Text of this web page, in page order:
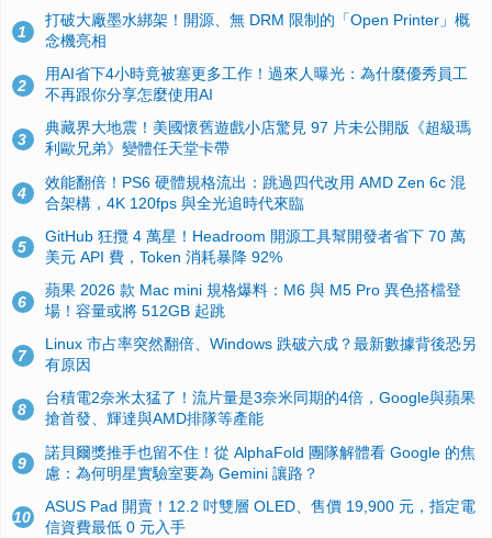
1
打破大廠墨水綁架！開源、無 DRM 限制的「Open Printer」概
念機亮相
2
用AI省下4小時竟被塞更多工作！過來人曝光：為什麼優秀員工
不再跟你分享怎麼使用AI
3
典藏界大地震！美國懷舊遊戲小店驚見 97 片未公開版《超級瑪
利歐兄弟》變體任天堂卡帶
4
效能翻倍！PS6 硬體規格流出：跳過四代改用 AMD Zen 6c 混
合架構，4K 120fps 與全光追時代來臨
5
GitHub 狂攬 4 萬星！Headroom 開源工具幫開發者省下 70 萬
美元 API 費，Token 消耗暴降 92%
6
蘋果 2026 款 Mac mini 規格爆料：M6 與 M5 Pro 異色搭檔登
場！容量或將 512GB 起跳
7
Linux 市占率突然翻倍、Windows 跌破六成？最新數據背後恐另
有原因
8
台積電2奈米太猛了！流片量是3奈米同期的4倍，Google與蘋果
搶首發、輝達與AMD排隊等產能
9
諾貝爾獎推手也留不住！從 AlphaFold 團隊解體看 Google 的焦
慮：為何明星實驗室要為 Gemini 讓路？
10
ASUS Pad 開賣！12.2 吋雙層 OLED、售價 19,900 元，指定電
信資費最低 0 元入手